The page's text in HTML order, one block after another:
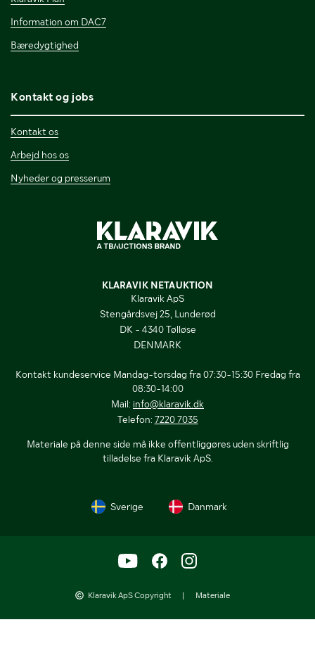
Information om DAC7
Bæredygtighed
Kontakt og jobs
Kontakt os
Arbejd hos os
Nyheder og presserum
KLARAVIK NETAUKTION
Klaravik ApS
Stengårdsvej 25, Lunderød
DK - 4340 Tølløse
DENMARK
Kontakt kundeservice Mandag-torsdag fra 07:30-15:30 Fredag fra
08:30-14:00
Mail: info@klaravik.dk
Telefon: 7220 7035
Materiale på denne side må ikke offentliggøres uden skriftlig
tilladelse fra Klaravik ApS.
Sverige Danmark
Klaravik ApS Copyright | Materiale